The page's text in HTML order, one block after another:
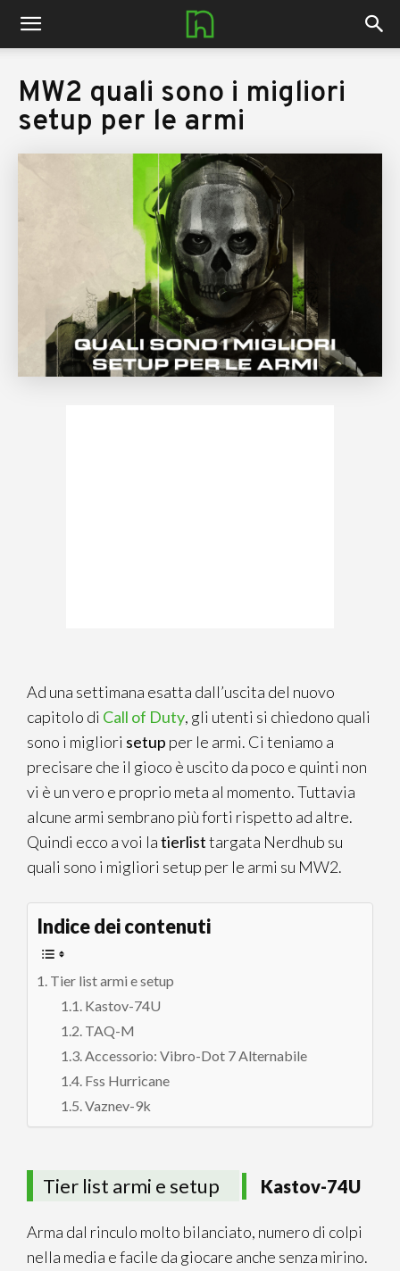
nerdhub.it
MW2 quali sono i migliori
setup per le armi
Ad una settimana esatta dall’uscita del nuovo
capitolo di Call of Duty, gli utenti si chiedono quali
sono i migliori setup per le armi. Ci teniamo a
precisare che il gioco è uscito da poco e quinti non
vi è un vero e proprio meta al momento. Tuttavia
alcune armi sembrano più forti rispetto ad altre.
Quindi ecco a voi latierlisttargata Nerdhub su
quali sono i migliori setup per le armi su MW2.
Indice dei contenuti
Tier list armi e setup
Kastov-74U
TAQ-M
Accessorio: Vibro-Dot 7 Alternabile
Fss Hurricane
Vaznev-9k
Tier list armi e setup Kastov-74U
Arma dal rinculo molto bilanciato, numero di colpi
nella media e facile da giocare anche senza mirino.